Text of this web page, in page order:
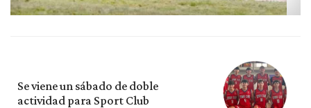
Se viene un sábado de doble
actividad para Sport Club